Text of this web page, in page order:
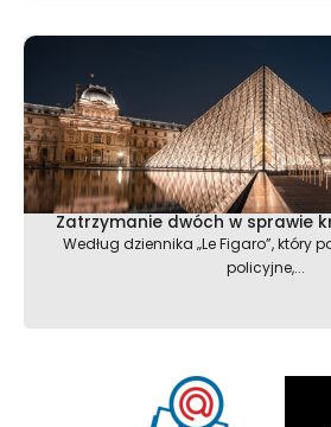
Zatrzymanie dwóch w sprawie
Według dziennika „Le Figaro”, który
policyjne,...